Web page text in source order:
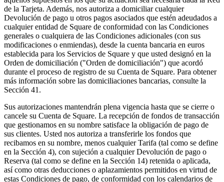
No tens cap article a la cistella
Compra hardware
Mostra la cistella
Historial de comandes
de la Tarjeta. Además, nos autoriza a domiciliar cualquier
Devolución de pago u otros pagos asociados que estén adeudados a
cualquier entidad de Square de conformidad con las Condiciones
generales o cualquiera de las Condiciones adicionales (con sus
modificaciones o enmiendas), desde la cuenta bancaria en euros
establecida para los Servicios de Square y que usted designó en la
Orden de domiciliación ("Orden de domiciliación") que acordó
durante el proceso de registro de su Cuenta de Square. Para obtener
más información sobre las domiciliaciones bancarias, consulte la
Sección 41.
Sus autorizaciones mantendrán plena vigencia hasta que se cierre o
cancele su Cuenta de Square. La recepción de fondos de transacción
que gestionamos en su nombre satisface la obligación de pago de
sus clientes. Usted nos autoriza a transferirle los fondos que
recibamos en su nombre, menos cualquier Tarifa (tal como se define
en la Sección 4), con sujeción a cualquier Devolución de pago o
Reserva (tal como se define en la Sección 14) retenida o aplicada,
así como otras deducciones o aplazamientos permitidos en virtud de
estas Condiciones de pago, de conformidad con los calendarios de